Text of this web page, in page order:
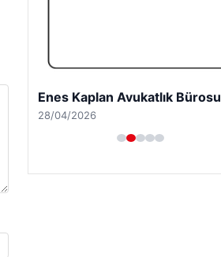
Enes Kaplan Avukatlık Bürosu
28/04/2026